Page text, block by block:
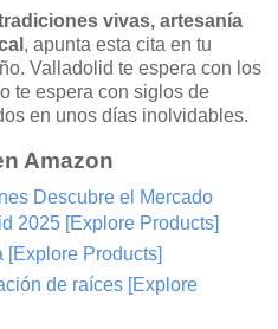
vivas, artesanía
, apunta esta cita en tu
Valladolid te espera con los
te espera con siglos de
en unos días inolvidables.
Amazon
Descubre el Mercado
2025 [Explore Products]
[Explore Products]
de raíces [Explore